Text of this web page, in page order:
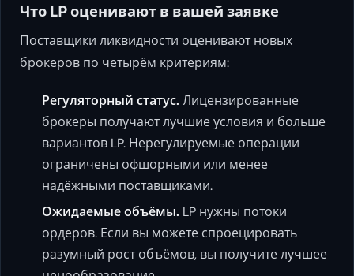
Что LP оценивают в вашей заявке
Поставщики ликвидности оценивают новых
брокеров по четырём критериям:
Регуляторный статус. Лицензированные
брокеры получают лучшие условия и больше
вариантов LP. Нерегулируемые операции
ограничены офшорными или менее
надёжными поставщиками.
Ожидаемые объёмы. LP нужны потоки
ордеров. Если вы можете спроецировать
разумный рост объёмов, вы получите лучшее